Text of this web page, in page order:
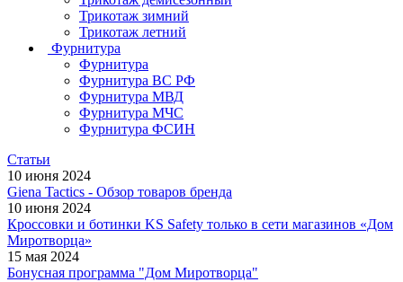
Трикотаж зимний
Трикотаж летний
Фурнитура
Фурнитура
Фурнитура ВС РФ
Фурнитура МВД
Фурнитура МЧС
Фурнитура ФСИН
Статьи
10 июня 2024
Giena Tactics - Обзор товаров бренда
10 июня 2024
Кроссовки и ботинки KS Safety только в сети магазинов «Дом
Миротворца»
15 мая 2024
Бонусная программа "Дом Миротворца"